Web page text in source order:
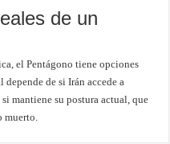
de un
el Pentágono tiene opciones
de si Irán accede a
mantiene su postura actual, que
muerto.